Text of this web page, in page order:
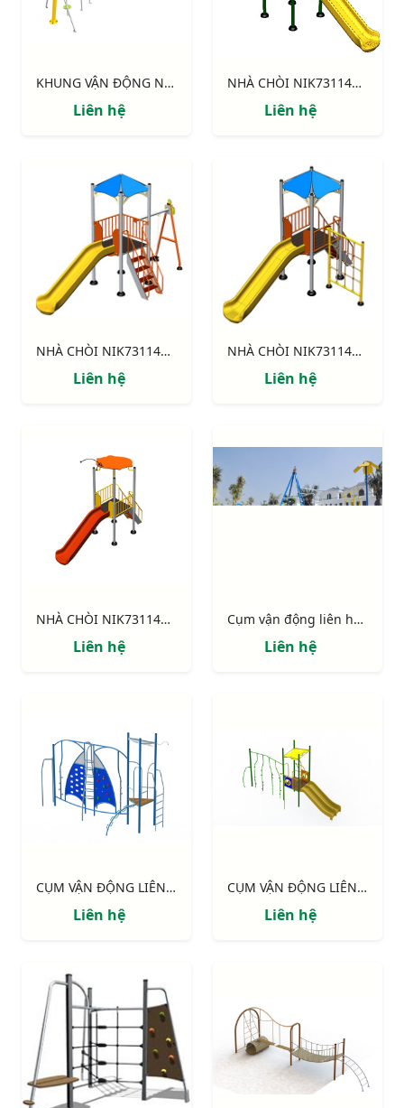
KHUNG VẬN ĐỘNG NIK731003-DT: CHUYỀN DÂY - THANG NGANG
Liên hệ
NHÀ CHÒI NIK731146-4: Thang leo, 2 cầu trượt, bóng rổ
Liên hệ
NHÀ CHÒI NIK731146-3: Thang leo, cầu trượt, xích đu.
Liên hệ
NHÀ CHÒI NIK731146-2: Thang leo, cầu trượt, khung leo.
Liên hệ
NHÀ CHÒI NIK731146-1 : Thang leo, cầu trượt
Liên hệ
Cụm vận động liên hoàn "Ốc đảo"
Liên hệ
CỤM VẬN ĐỘNG LIÊN HOÀN: "TIẾNG SÓNG"
Liên hệ
CỤM VẬN ĐỘNG LIÊN HOÀN: "VƯỜN XUÂN"
Liên hệ